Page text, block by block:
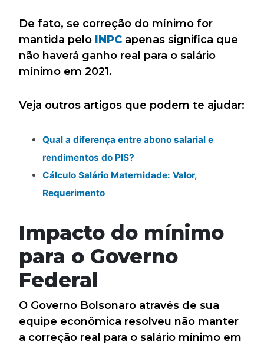
De fato, se correção do mínimo for
mantida pelo INPC apenas significa que
não haverá ganho real para o salário
mínimo em 2021.
Veja outros artigos que podem te ajudar:
Qual a diferença entre abono salarial e
rendimentos do PIS?
Cálculo Salário Maternidade: Valor,
Requerimento
Impacto do mínimo
para o Governo
Federal
O Governo Bolsonaro através de sua
equipe econômica resolveu não manter
a correção real para o salário mínimo em